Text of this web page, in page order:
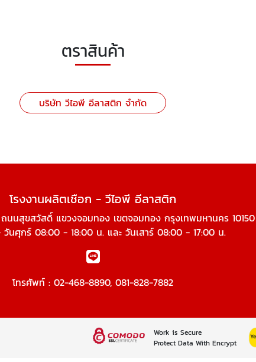
ตราสินค้า
บริษัท วีไอพี อีลาสติก จำกัด
โรงงานผลิตเชือก - วีไอพี อีลาสติก
นนสุขสวัสดิ์ แขวงจอมทอง เขตจอมทอง กรุงเทพมหานคร 10150
นศุกร์ 08:00 - 18:00 น. และ วันเสาร์ 08:00 - 17:00 น.
โทรศัพท์ : 02-468-8890, 081-828-7882
Work is Secure
Protect Data With Encrypt